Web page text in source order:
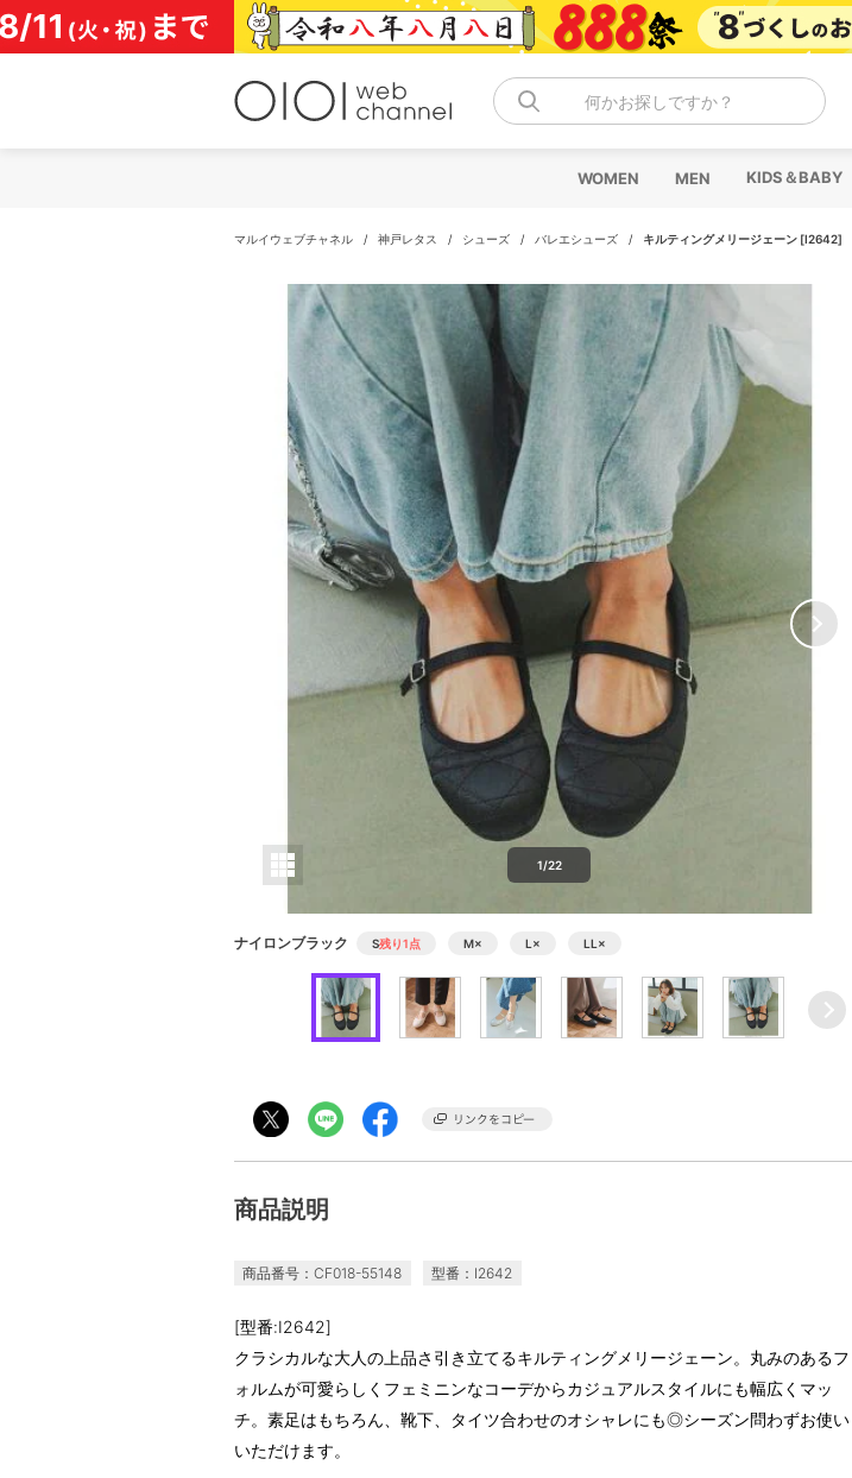
コ
ン
テ
何かお探しですか？
WOMEN MEN KIDS＆BABY
マルイウェブチャネル / 神戸レタス / シューズ / バレエシューズ / キルティングメリージェーン [I2642]
1/22
ナイロンブラック S残り1点 M× L × LL ×
商品説明
商品番号：CF018-55148 型番：I2642
[型番:I2642]
クラシカルな大人の上品さ引き立てるキルティングメリージェーン。丸みのあるフ
ォルムが可愛らしくフェミニンなコーデからカジュアルスタイルにも幅広くマッ
チ。素足はもちろん、靴下、タイツ合わせのオシャレにも◎シーズン問わずお使い
いただけます。